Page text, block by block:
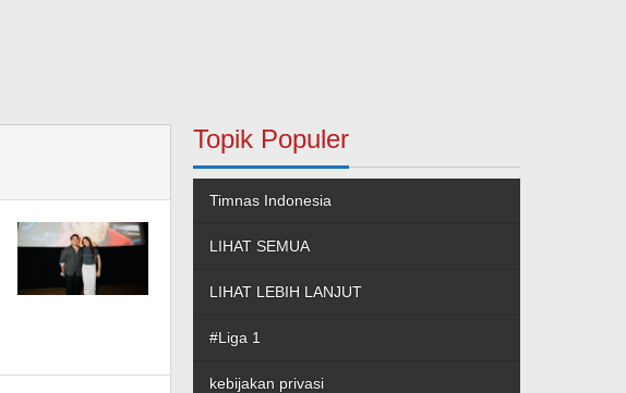
Topik Populer
Timnas Indonesia
LIHAT SEMUA
LIHAT LEBIH LANJUT
#Liga 1
kebijakan privasi